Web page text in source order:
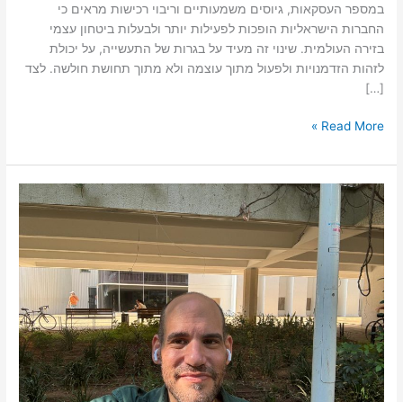
במספר העסקאות, גיוסים משמעותיים וריבוי רכישות מראים כי
החברות הישראליות הופכות לפעילות יותר ולבעלות ביטחון עצמי
בזירה העולמית. שינוי זה מעיד על בגרות של התעשייה, על יכולת
לזהות הזדמנויות ולפעול מתוך עוצמה ולא מתוך תחושת חולשה. לצד
[…]
Read More »
יובל
סיון:
"אני
מברך
על
החלטתה
של
עיריית
חיפה
לשיוויון
מגדרי